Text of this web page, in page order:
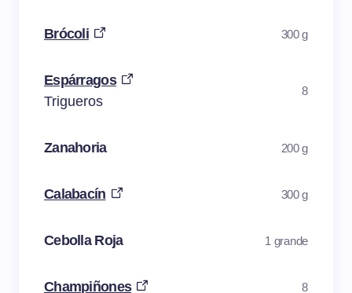
Brócoli 300 g
Espárragos
Trigueros
8
Zanahoria 200 g
Calabacín 300 g
Cebolla Roja 1 grande
Champiñones 8